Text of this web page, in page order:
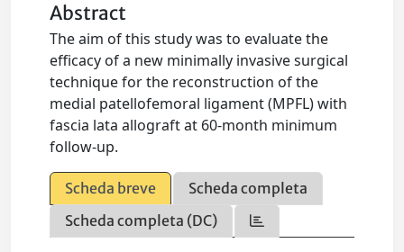
Abstract
The aim of this study was to evaluate the
efficacy of a new minimally invasive surgical
technique for the reconstruction of the
medial patellofemoral ligament (MPFL) with
fascia lata allograft at 60-month minimum
follow-up.
Scheda breve
Scheda completa
Scheda completa (DC)